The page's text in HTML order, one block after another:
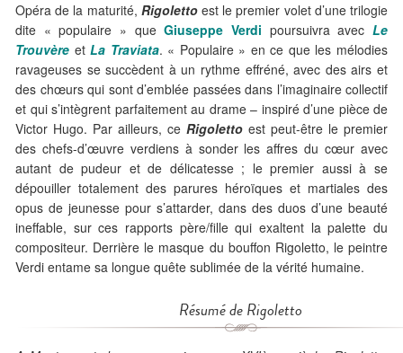
Opéra de la maturité, Rigolettoest le premier volet d’une trilogie
dite « populaire » queGiuseppe Verdi poursuivra avecLe
Trouvère etLa Traviata. « Populaire » en ce que les mélodies
ravageuses se succèdent à un rythme effréné, avec des airs et
des chœurs qui sont d’emblée passées dans l’imaginaire collectif
et qui s’intègrent parfaitement au drame – inspiré d’une pièce de
Victor Hugo. Par ailleurs, ce Rigoletto est peut-être le premier
des chefs-d’œuvre verdiens à sonder les affres du cœur avec
autant de pudeur et de délicatesse ; le premier aussi à se
dépouiller totalement des parures héroïques et martiales des
opus de jeunesse pour s’attarder, dans des duos d’une beauté
ineffable, sur ces rapports père/fille qui exaltent la palette du
compositeur. Derrière le masque du bouffon Rigoletto, le peintre
Verdi entame sa longue quête sublimée de la vérité humaine.
Résumé deRigoletto